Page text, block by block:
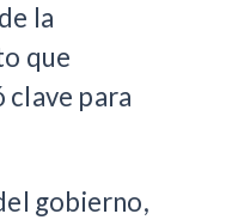
la
que
para
gobierno,